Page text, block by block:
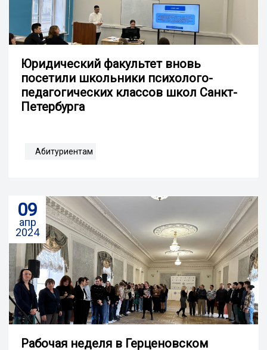
Юридический факультет вновь
посетили школьники психолого-
педагогических классов школ Санкт-
Петербурга
Абитуриентам
09
апр
2024
Рабочая неделя в Герценовском